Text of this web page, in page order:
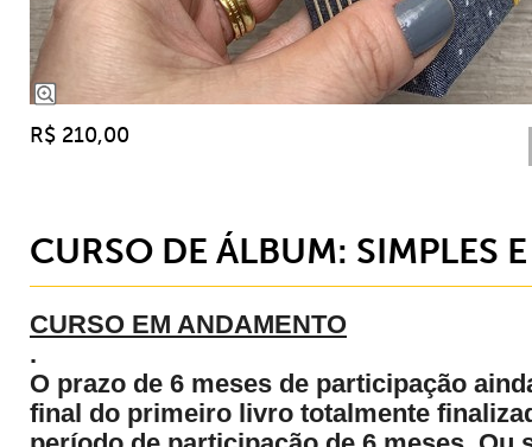
R$ 210,00
CURSO DE ÁLBUM: SIMPLES
CURSO EM ANDAMENTO
.
O prazo de 6 meses de participação
final do primeiro livro totalmente